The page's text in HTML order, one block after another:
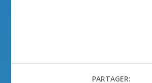
PARTAGER: